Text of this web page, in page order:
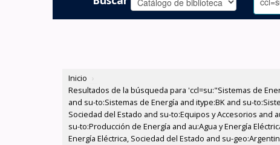
Inicio ›
Resultados de la búsqueda para 'ccl=su:"Sistemas de
and su-to:Sistemas de Energía and itype:BK and su-
Sociedad del Estado and su-to:Equipos y Accesorios and
su-to:Producción de Energía and au:Agua y Energía
Energía Eléctrica, Sociedad del Estado and su-